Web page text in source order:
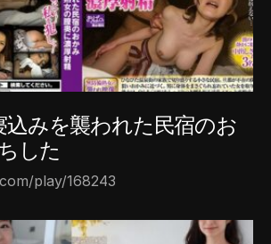
みを襲われた民宿のお
した
play/168243